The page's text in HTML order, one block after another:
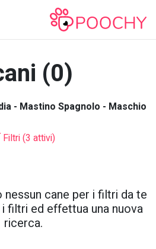
(0)
- Mastino Spagnolo - Maschio
Filtri (3 attivi)
cane per i filtri da te
filtri ed effettua una nuova
ricerca.